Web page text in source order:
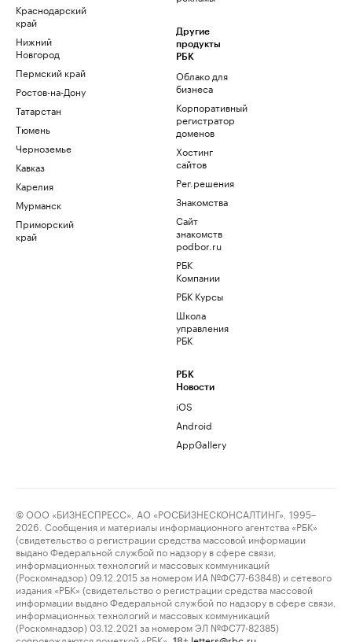
Краснодарский
край
Нижний
Новгород
Пермский край
Ростов-на-Дону
Татарстан
Тюмень
Черноземье
Кавказ
Карелия
Мурманск
Приморский
край
Другие
продукты
РБК
Облако для
бизнеса
Корпоративный
регистратор
доменов
Хостинг
сайтов
Рег.решения
Знакомства
Сайт
знакомств
podbor.ru
РБК
Компании
РБК Курсы
Школа
управления
РБК
РБК
Новости
iOS
Android
AppGallery
© ООО «БИЗНЕСПРЕСС», АО «РОСБИЗНЕСКОНСАЛТИНГ», 1995–
2026. Сообщения и материалы информационного агентства «РБК»
(свидетельство о регистрации средства массовой информации
выдано Федеральной службой по надзору в сфере связи,
информационных технологий и массовых коммуникаций
(Роскомнадзор) 09.12.2015 за номером ИА №ФС77-63848) и сетевого
издания «РБК» (свидетельство о регистрации средства массовой
информации выдано Федеральной службой по надзору в сфере связи,
информационных технологий и массовых коммуникаций
(Роскомнадзор) 03.12.2021 за номером ЭЛ №ФС77-82385)